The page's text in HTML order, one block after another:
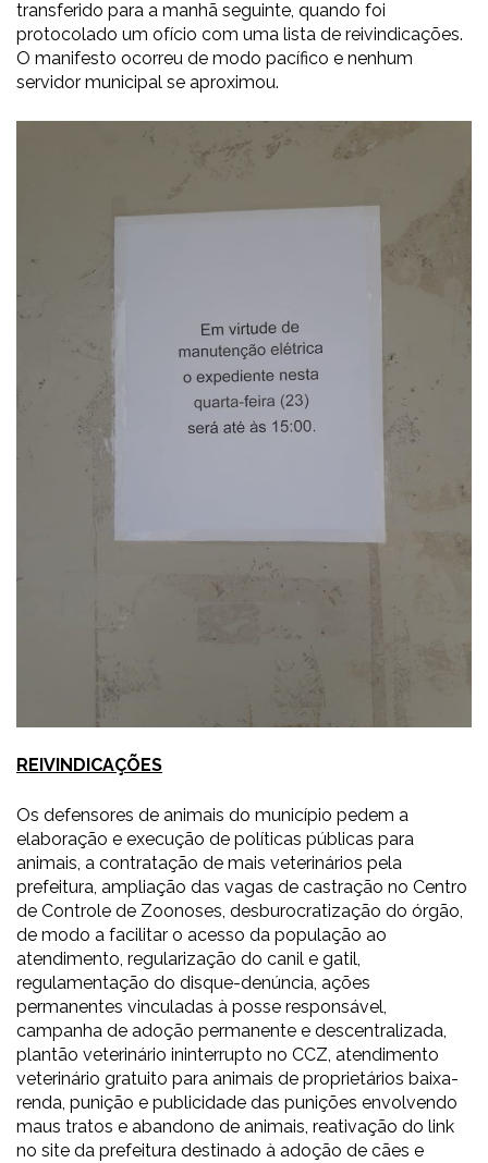
transferido para a manhã seguinte, quando foi
protocolado um ofício com uma lista de reivindicações.
O manifesto ocorreu de modo pacífico e nenhum
servidor municipal se aproximou.
REIVINDICAÇÕES
Os defensores de animais do município pedem a
elaboração e execução de políticas públicas para
animais, a contratação de mais veterinários pela
prefeitura, ampliação das vagas de castração no Centro
de Controle de Zoonoses, desburocratização do órgão,
de modo a facilitar o acesso da população ao
atendimento, regularização do canil e gatil,
regulamentação do disque-denúncia, ações
permanentes vinculadas à posse responsável,
campanha de adoção permanente e descentralizada,
plantão veterinário ininterrupto no CCZ, atendimento
veterinário gratuito para animais de proprietários baixa-
renda, punição e publicidade das punições envolvendo
maus tratos e abandono de animais, reativação do link
no site da prefeitura destinado à adoção de cães e